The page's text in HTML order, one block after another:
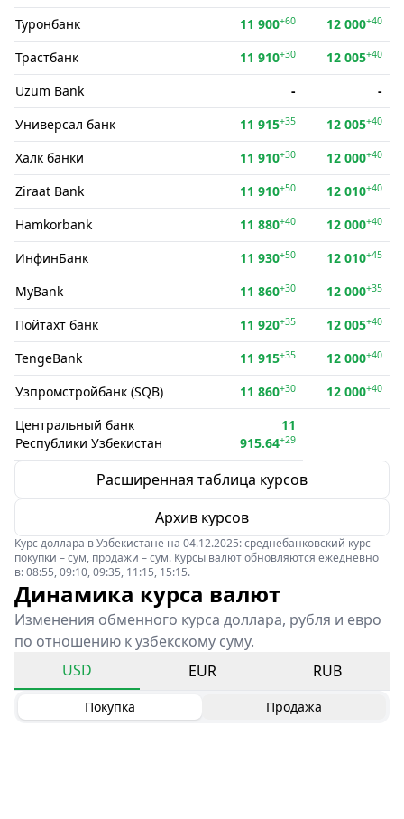
Туронбанк 11 900+60 12 000+40
Трастбанк 11 910+30 12 005+40
Uzum Bank -
-
Универсал банк
11 915+35 12 005+40
Халк банки 11 910+30 12 000+40
Ziraat Bank 11 910+50 12 010+40
Hamkorbank 11 880+40 12 000+40
ИнфинБанк 11 930+50 12 010+45
MyBank 11 860+30 12 000+35
Пойтахт банк 11 920+35 12 005+40
TengeBank 11 915+35 12 000+40
Узпромстройбанк (SQB) 11 860+30 12 000+40
Центральный банк
Республики Узбекистан
11
915.64+29
Расширенная таблица курсов
Архив курсов
Курс доллара в Узбекистане на 04.12.2025: среднебанковский курс
покупки – сум, продажи – сум. Курсы валют обновляются ежедневно
в: 08:55, 09:10, 09:35, 11:15, 15:15.
Динамика курса валют
Изменения обменного курса доллара, рубля и евро
по отношению к узбекскому суму.
USD
EUR RUB
Покупка Продажа